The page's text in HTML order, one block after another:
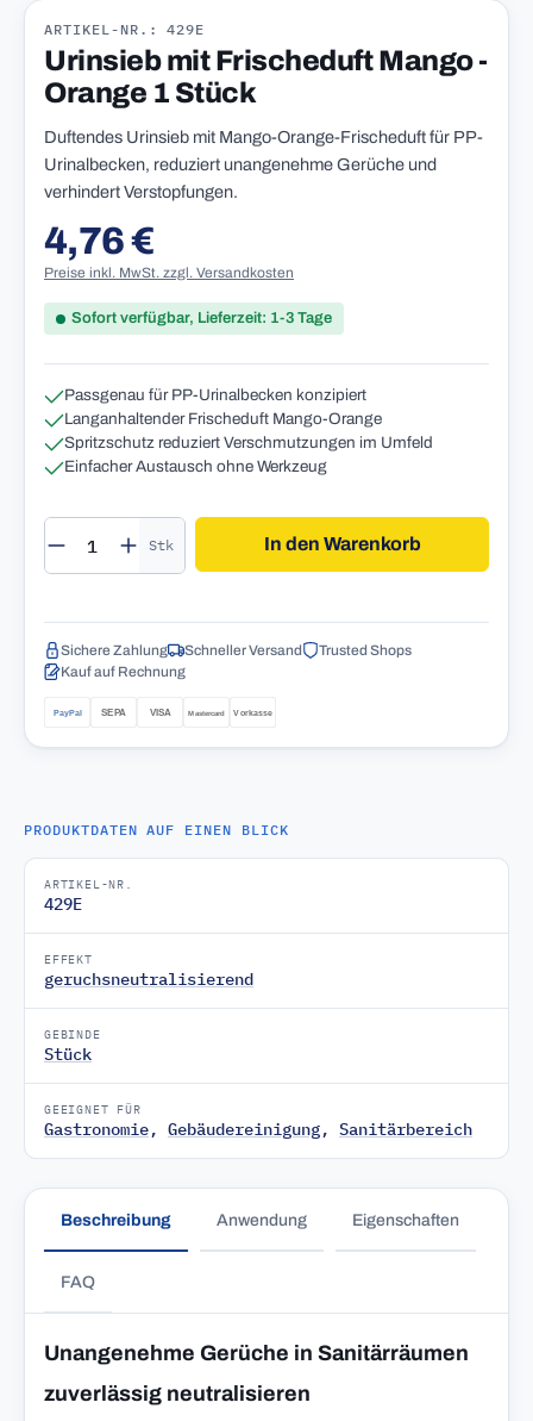
ARTIKEL-NR.: 429E
Urinsieb mit Frischeduft Mango -
Orange 1 Stück
Duftendes Urinsieb mit Mango-Orange-Frischeduft für PP-
Urinalbecken, reduziert unangenehme Gerüche und
verhindert Verstopfungen.
Regulärer Preis:
4,76 €
Preise inkl. MwSt. zzgl. Versandkosten
Sofort verfügbar, Lieferzeit: 1-3 Tage
Passgenau für PP-Urinalbecken konzipiert
Langanhaltender Frischeduft Mango-Orange
Spritzschutz reduziert Verschmutzungen im Umfeld
Einfacher Austausch ohne Werkzeug
Produkt Anzahl: Gib den gewünschten
Stk In den Warenkorb
Sichere Zahlung Schneller Versand
Trusted Shops
Kauf auf Rechnung
PRODUKTDATEN AUF EINEN BLICK
ARTIKEL-NR.
429E
EFFEKT
geruchsneutralisierend
GEBINDE
Stück
GEEIGNET FÜR
Gastronomie, Gebäudereinigung, Sanitärbereich
Beschreibung Anwendung Eigenschaften
FAQ
Unangenehme Gerüche in Sanitärräumen
zuverlässig neutralisieren